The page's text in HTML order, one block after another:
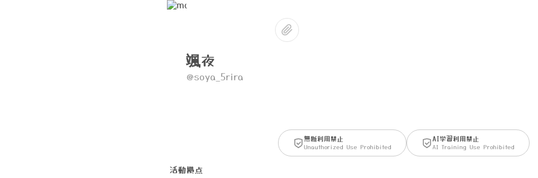
颯夜
@soya_5rira
無断利用禁止
Unauthorized Use Prohibited
AI学習利用禁止
AI Training Use Prohibited
活動拠点